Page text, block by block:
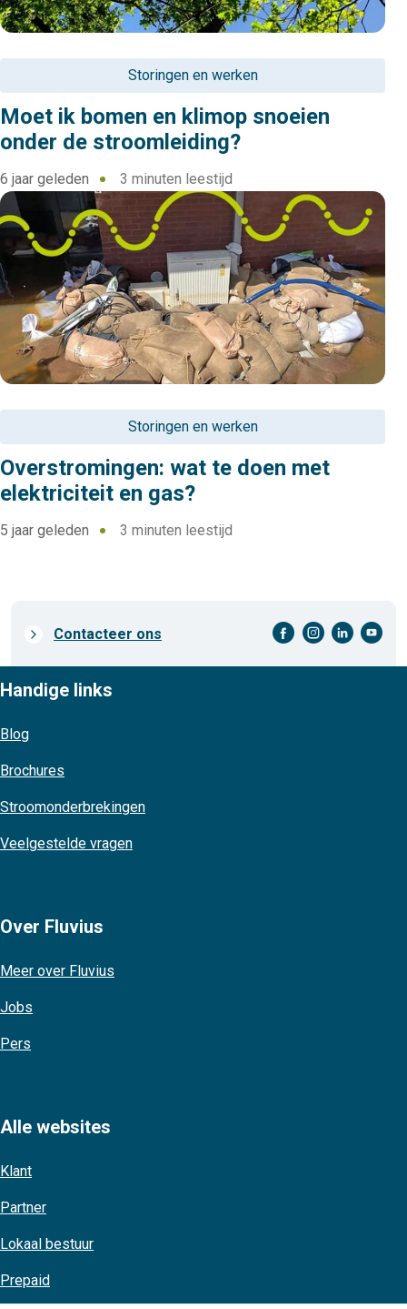
Storingen en werken
Moet ik bomen en klimop snoeien
onder de stroomleiding?
6 jaar geleden 3 minuten leestijd
Storingen en werken
Overstromingen: wat te doen met
elektriciteit en gas?
5 jaar geleden 3 minuten leestijd
Prefooter
Contacteer ons facebook-cirkel instagram-cirkel linkedin-cirkel youtube-cirkel
Handige links
Blog
Brochures
Stroomonderbrekingen
Veelgestelde vragen
Over Fluvius
Meer over Fluvius
Jobs
Pers
Alle websites
Klant
Partner
Lokaal bestuur
Prepaid